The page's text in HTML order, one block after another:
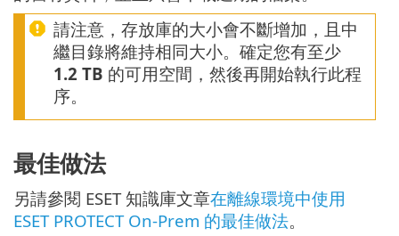
請注意，存放庫的大小會不斷增加，且中
繼目錄將維持相同大小。確定您有至少
1.2 TB 的可用空間，然後再開始執行此程
序。
最佳做法
另請參閱 ESET 知識庫文章在離線環境中使用
ESET PROTECT On-Prem 的最佳做法。